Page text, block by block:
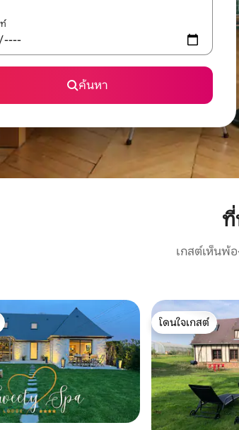
ค้นหา
ที่
เกสต์เห็นพ้
โดนใจเกสต์
โดนใจเกสต์